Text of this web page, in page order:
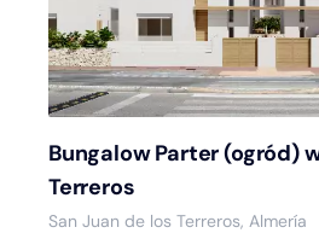
Bungalow Parter (ogród)
Terreros
San Juan de los Terreros, Almería